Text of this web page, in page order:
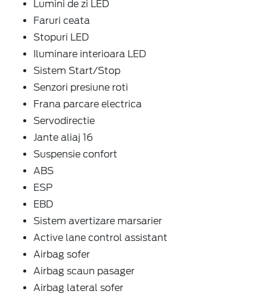
Lumini de zi LED
Faruri ceata
Stopuri LED
Iluminare interioara LED
Sistem Start/Stop
Senzori presiune roti
Frana parcare electrica
Servodirectie
Jante aliaj 16
Suspensie confort
ABS
ESP
EBD
Sistem avertizare marsarier
Active lane control assistant
Airbag sofer
Airbag scaun pasager
Airbag lateral sofer